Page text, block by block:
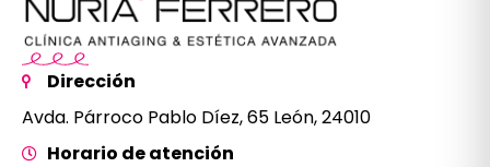
Dirección
Avda. Párroco Pablo Díez, 65 León, 24010
Horario de atención